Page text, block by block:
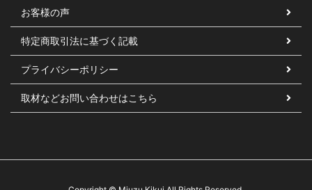
お客様の声
特定商取引法に基づく記載
プライバシーポリシー
取材などお問い合わせはこちら